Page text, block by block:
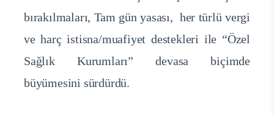
bırakılmaları, Tam gün yasası, her türlü vergi
ve harç istisna/muafiyet destekleri ile “Özel
Sağlık Kurumları” devasa biçimde
büyümesini sürdürdü.